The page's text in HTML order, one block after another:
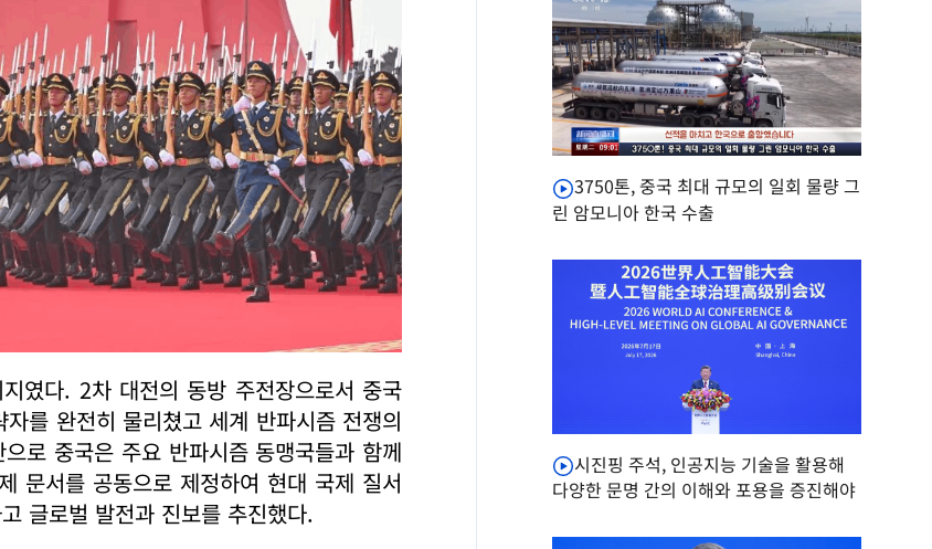
였다. 2차 대전의 동방 주전장으로서 중국
를 완전히 물리쳤고 세계 반파시즘 전쟁의
로 중국은 주요 반파시즘 동맹국들과 함께
문서를 공동으로 제정하여 현대 국제 질서
글로벌 발전과 진보를 추진했다.
3750톤, 중국 최대 규모의 일회 물량 그
린 암모니아 한국 수출
시진핑 주석, 인공지능 기술을 활용해
다양한 문명 간의 이해와 포용을 증진해야